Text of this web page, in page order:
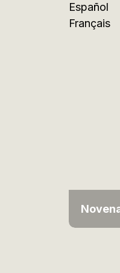
Español
Français